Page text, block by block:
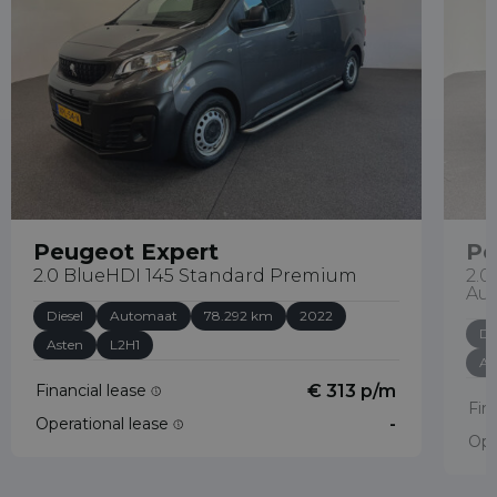
Peugeot Expert
2.0 BlueHDI 145 Standard Premium
Diesel Automaat 78.292 km
2022
Asten
L2H1
Financial lease € 313 p/m
Operational lease -